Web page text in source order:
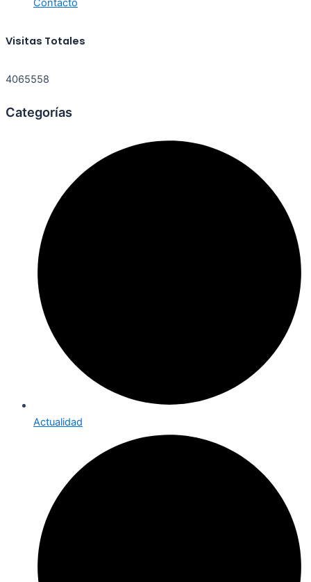
Contacto
Visitas Totales
4065558
Categorías
Actualidad